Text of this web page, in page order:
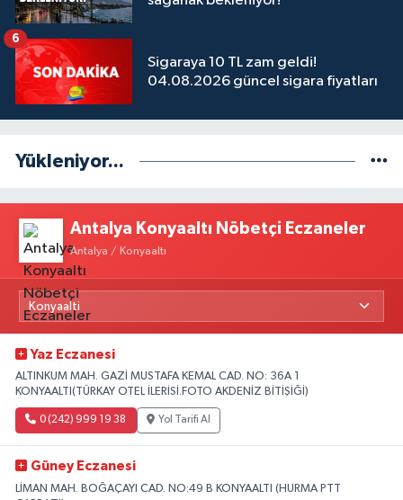
Sigaraya 10 TL zam geldi!
04.08.2026 güncel sigara fiyatları
6
Yükleniyor...
Antalya Konyaaltı Nöbetçi Eczaneler
Antalya / Konyaaltı
Yaz Eczanesi
ALTINKUM MAH. GAZİ MUSTAFA KEMAL CAD. NO: 36A 1
KONYAALTI(TÜRKAY OTEL İLERİSİ.FOTO AKDENİZ BİTİŞİĞİ)
0 (242) 999 19 38 Yol Tarifi Al
Güney Eczanesi
LİMAN MAH. BOĞAÇAYI CAD. NO:49 B KONYAALTI (HURMA PTT